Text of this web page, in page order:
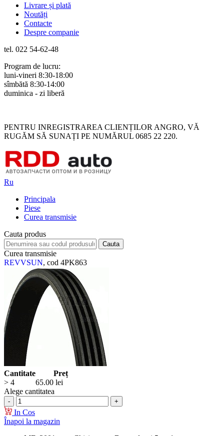
Livrare și plată
Noutăți
Contacte
Despre companie
tel. 022 54-62-48
Program de lucru:
luni-vineri 8:30-18:00
sîmbătă 8:30-14:00
duminica - zi liberă
PENTRU INREGISTRAREA CLIENȚILOR ANGRO, VĂ
RUGĂM SĂ SUNAȚI PE NUMĂRUL 0685 22 220.
Ru
Principala
Piese
Curea transmisie
Cauta produs
Curea transmisie
REVVSUN, cod 4PK863
Cantitate
Preț
> 4
65.00 lei
Alege cantitatea
In Cos
Înapoi la magazin